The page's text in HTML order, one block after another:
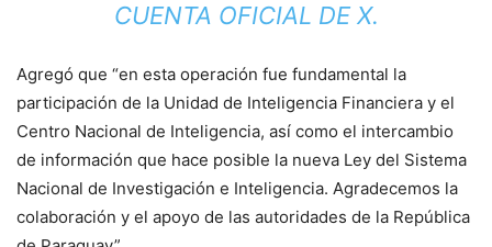
CUENTA OFICIAL DE X.
Agregó que “en esta operación fue fundamental la
participación de la Unidad de Inteligencia Financiera y el
Centro Nacional de Inteligencia, así como el intercambio
de información que hace posible la nueva Ley del Sistema
Nacional de Investigación e Inteligencia. Agradecemos la
colaboración y el apoyo de las autoridades de la República